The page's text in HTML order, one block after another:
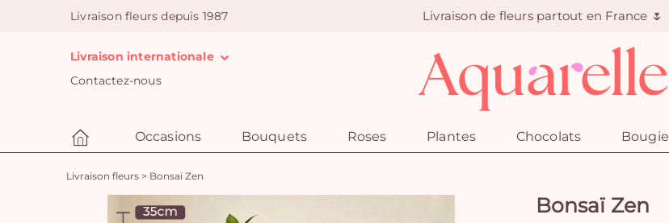
Livraison fleurs depuis 1987 Livraison de fleurs partout en France 🌷
Livraison internationale
Contactez-nous
Occasions Bouquets Roses Plantes Chocolats Bougie
Livraison fleurs > Bonsaï Zen
Bonsaï Zen